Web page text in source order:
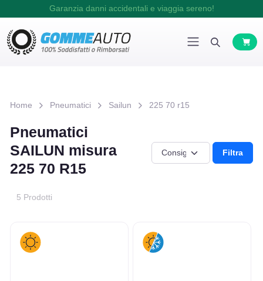
Garanzia danni accidentali e viaggia sereno!
Home Pneumatici Sailun 225 70 r15
Pneumatici
SAILUN misura
225 70 R15
Filtra
5 Prodotti